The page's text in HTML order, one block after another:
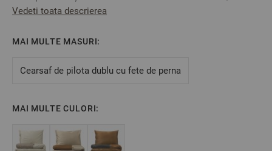
bumbacul satinat.
caracterizată prin moliciune, structură fină, durabilitate
fețele de pernă se închid cu nasturi pe latura scurtă.
reduce șifonarea după spălare iar vopsirea reactivă a
timp.
Spălați și călcați numai la temperatura recomandată indicată
Vedeti toata descrierea
MAI MULTE MASURI:
Cearsaf de pilota dublu cu fete de perna
MAI MULTE CULORI: